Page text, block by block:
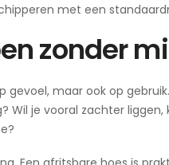
met een
zonder
maar ook op
je vooral zachter